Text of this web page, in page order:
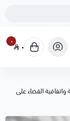
٠
٠
القضاء على